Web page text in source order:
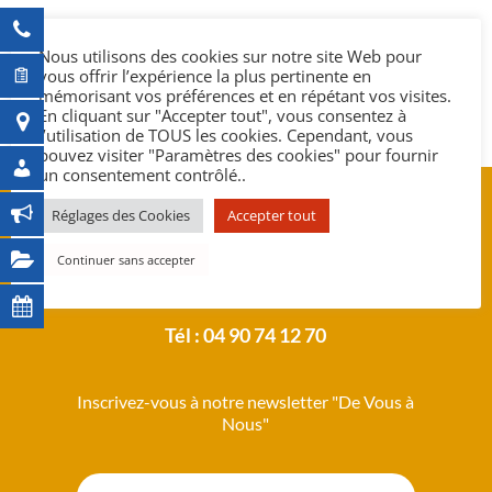
Hôtel de ville de Gargas
4 Place du Château
Tél : 04 90 74 12 70
Inscrivez-vous à notre newsletter "De Vous à
Nous"
Nous utilisons des cookies sur notre site Web pour
vous offrir l’expérience la plus pertinente en
mémorisant vos préférences et en répétant vos visites.
En cliquant sur "Accepter tout", vous consentez à
l’utilisation de TOUS les cookies. Cependant, vous
pouvez visiter "Paramètres des cookies" pour fournir
un consentement contrôlé..
Réglages des Cookies Accepter tout
Continuer sans accepter